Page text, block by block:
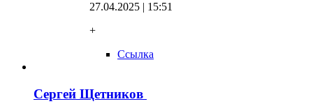
27.04.2025 | 15:51
+
Ссылка
Сергей Щетников